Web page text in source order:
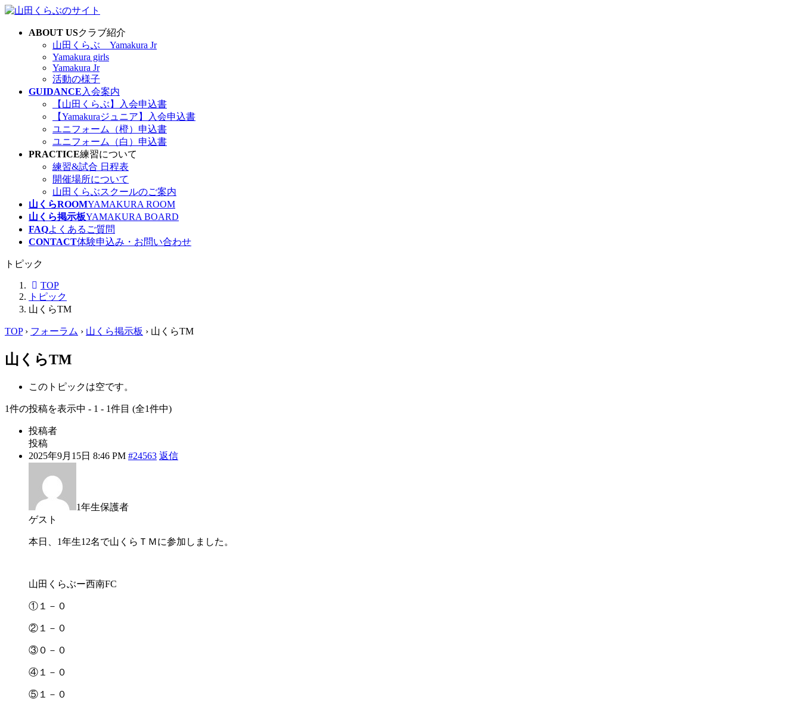
コ
ナ
ABOUT USクラブ紹介
山田くらぶ Yamakura Jr
Yamakura girls
Yamakura Jr
活動の様子
GUIDANCE 入会案内
【山田くらぶ】入会申込書
【Yamakuraジュニア】入会申込書
ユニフォーム（橙）申込書
ユニフォーム（白）申込書
PRACTICE練習について
練習&試合 日程表
開催場所について
山田くらぶスクールのご案内
山くらROOMYAMAKURA ROOM
山くら掲示板YAMAKURA BOARD
FAQよくあるご質問
CONTACT体験申込み・お問い合わせ
トピック
TOP
トピック
山くらTM
TOP › フォーラム › 山くら掲示板 › 山くらTM
山くらTM
このトピックは空です。
1件の投稿を表示中 - 1 - 1件目 (全1件中)
投稿者
投稿
2025年9月15日 8:46 PM #24563 返信
1年生保護者
ゲスト
本日、1年生12名で山くらＴＭに参加しました。
山田くらぶー西南FC
①１－０
②１－０
③０－０
④１－０
⑤１－０